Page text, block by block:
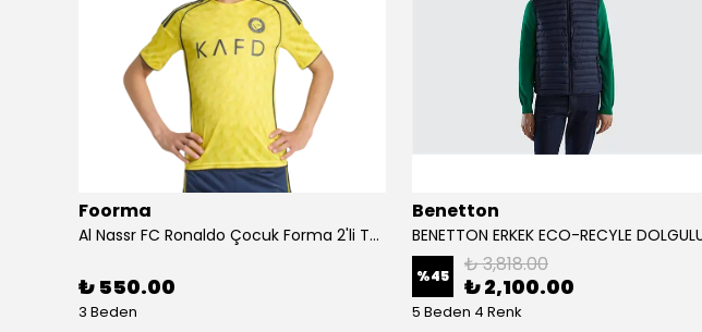
Foorma
Al Nassr FC Ronaldo Çocuk Forma 2'li Takım(Şort/T-Shirt)
₺ 550.00
3 Beden
Benetton
%45 ₺ 3,818.00
₺ 2,100.00
5 Beden 4 Renk